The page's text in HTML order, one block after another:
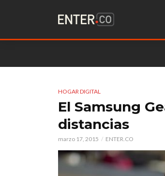
HOGAR DIGITAL
El Samsung
distancias
marzo 17, 2015 ENTER.CO